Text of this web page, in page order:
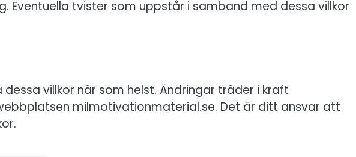
Eventuella tvister som uppstår i samband med dessa villkor
villkor när som helst. Ändringar träder i kraft
milmotivationmaterial.se. Det är ditt ansvar att